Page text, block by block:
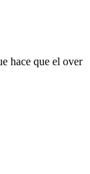
hace que el over